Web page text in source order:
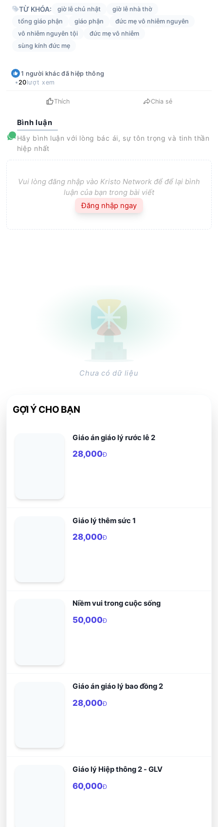
TỪ KHÓA: giờ lễ chủ nhật
giờ lễ nhà thờ
tổng giáo phận
giáo phận
đức mẹ vô nhiễm nguyên
vô nhiễm nguyên tội
đức mẹ vô nhiễm
sùng kính đức mẹ
1 người khác đã hiệp thông
20lượt xem
Thích Chia sẻ
Bình luận
Hãy bình luận với lòng bác ái, sự tôn trọng và tinh thần
hiệp nhất
Vui lòng đăng nhập vào Kristo Network để để lại bình
luận của bạn trong bài viết
Đăng nhập ngay
Chưa có dữ liệu
GỢI Ý CHO BẠN
Giáo án giáo lý rước lễ 2
28,000Đ
Giáo lý thêm sức 1
28,000Đ
Niềm vui trong cuộc sống
50,000Đ
Giáo án giáo lý bao đồng 2
28,000Đ
Giáo lý Hiệp thông 2 - GLV
60,000Đ